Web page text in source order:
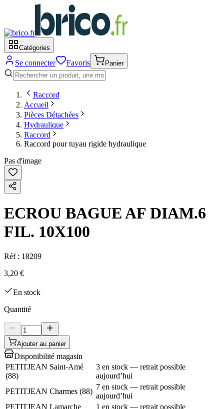
Catégories
Se connecter Favoris Panier
Raccord
Accueil
Pièces Détachées
Hydraulique
Raccord
Raccord pour tuyau rigide hydraulique
Pas d'image
ECROU BAGUE AF DIAM.6
FIL. 10X100
Réf : 18209
3,20 €
En stock
Quantité
Ajouter au panier
Disponibilité magasin
PETITJEAN Saint-Amé
(88)
3 en stock — retrait possible
aujourd’hui
PETITJEAN Charmes (88)
7 en stock — retrait possible
aujourd’hui
PETITJEAN Lamarche
1 en stock — retrait possible